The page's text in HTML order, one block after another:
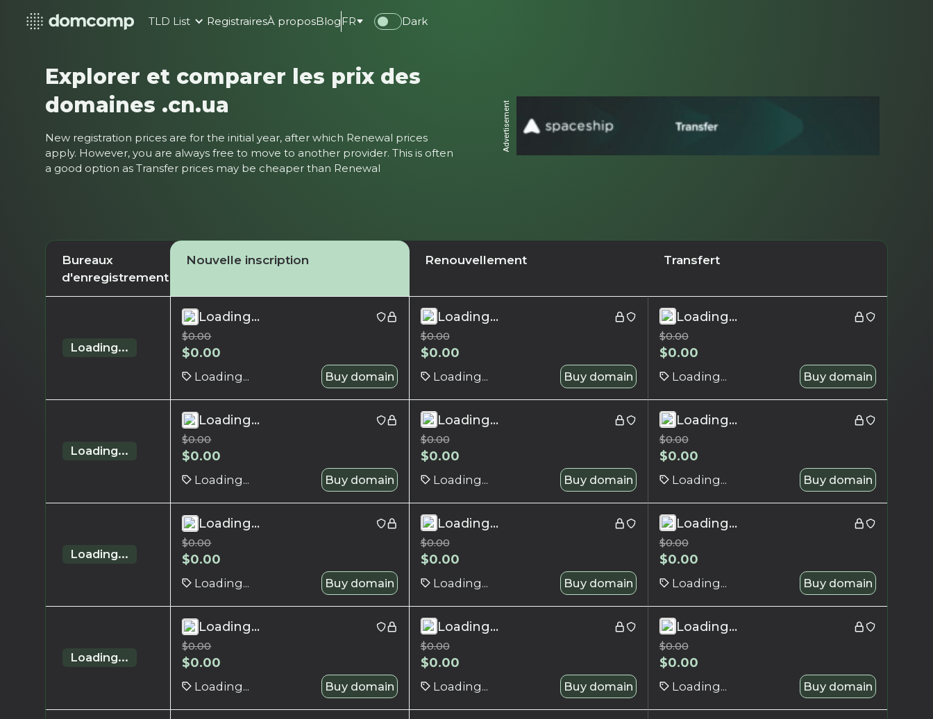
TLD List RegistrairesÀ proposBlog FR Dark
Explorer et comparer les prix des
domaines .cn.ua
New registration prices are for the initial year, after which Renewal prices
apply. However, you are always free to move to another provider. This is often
a good option as Transfer prices may be cheaper than Renewal
Advertisement
Bureaux
d'enregistrement
Nouvelle inscription Renouvellement Transfert
Loading...
Loading...
$0.00
$0.00
Loading... Buy domain
Loading...
$0.00
$0.00
Loading... Buy domain
Loading...
$0.00
$0.00
Loading... Buy domain
Loading...
Loading...
$0.00
$0.00
Loading... Buy domain
Loading...
$0.00
$0.00
Loading... Buy domain
Loading...
$0.00
$0.00
Loading... Buy domain
Loading...
Loading...
$0.00
$0.00
Loading... Buy domain
Loading...
$0.00
$0.00
Loading... Buy domain
Loading...
$0.00
$0.00
Loading... Buy domain
Loading...
Loading...
$0.00
$0.00
Loading... Buy domain
Loading...
$0.00
$0.00
Loading... Buy domain
Loading...
$0.00
$0.00
Loading... Buy domain